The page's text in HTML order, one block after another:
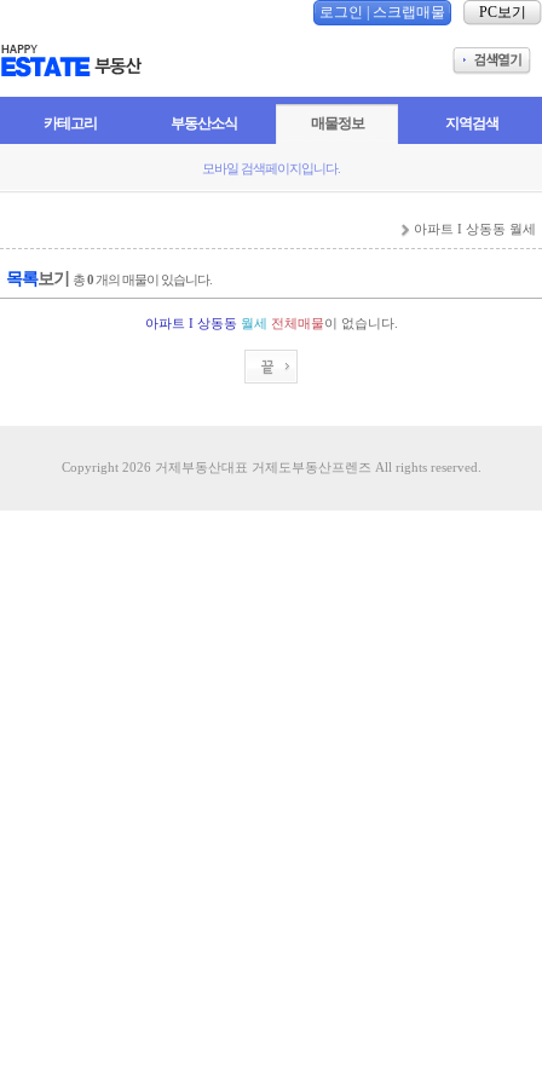
로그인 스크랩매물 PC보기
카테고리 부동산소식 매물정보 지역검색
모바일 검색페이지입니다.
아파트 I 상동동 월세
목록보기 총0 개의 매물이 있습니다.
아파트 I 상동동 월세 전체매물이 없습니다.
Copyright 2026 거제부동산대표 거제도부동산프렌즈 All rights reserved.